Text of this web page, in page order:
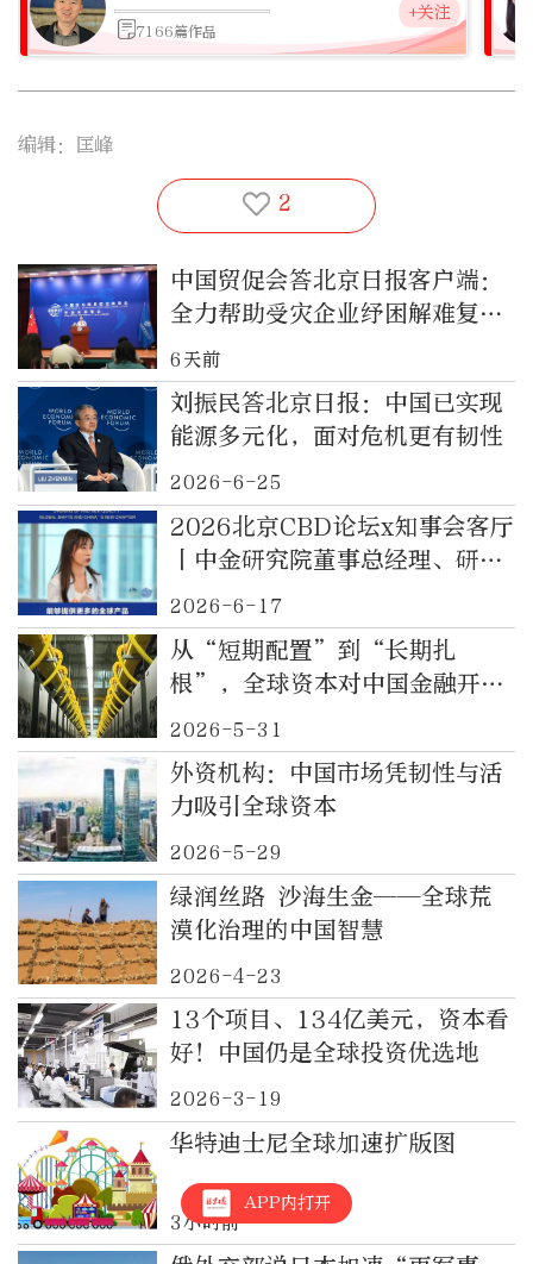
7166篇作品
+关注
编辑：匡峰
2
中国贸促会答北京日报客户端：
全力帮助受灾企业纾困解难复工
复产
6天前
刘振民答北京日报：中国已实现
能源多元化，面对危机更有韧性
2026-6-25
2026北京CBD论坛x知事会客厅
丨中金研究院董事总经理、研究
员谢超剖析“十五五”开局中国
如何重塑全球竞争力。
2026-6-17
从“短期配置”到“长期扎
根”，全球资本对中国金融开放
红利与长期发展信心十足
2026-5-31
外资机构：中国市场凭韧性与活
力吸引全球资本
2026-5-29
绿润丝路 沙海生金——全球荒
漠化治理的中国智慧
2026-4-23
13个项目、134亿美元，资本看
好！中国仍是全球投资优选地
2026-3-19
华特迪士尼全球加速扩版图
3小时前
APP内打开